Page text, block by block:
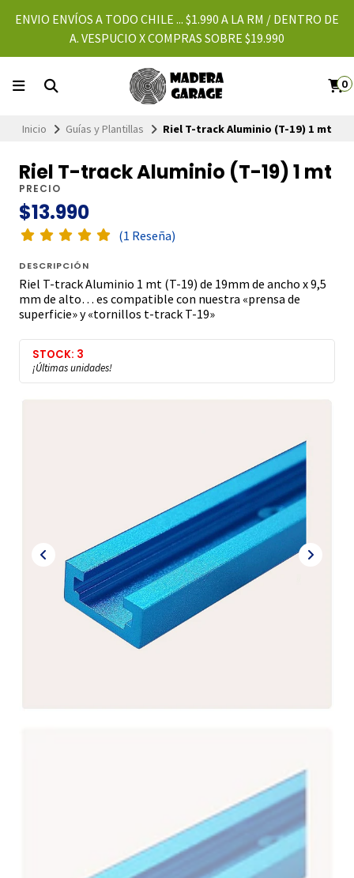
ENVIO ENVÍOS A TODO CHILE ... $1.990 A LA RM / DENTRO DE
A. VESPUCIO X COMPRAS SOBRE $19.990
0
Inicio Guías y Plantillas Riel T-track Aluminio (T-19) 1 mt
Riel T-track Aluminio (T-19) 1 mt
PRECIO
$13.990
(1 Reseña)
DESCRIPCIÓN
Riel T-track Aluminio 1 mt (T-19) de 19mm de ancho x 9,5
mm de alto… es compatible con nuestra «prensa de
superficie» y «tornillos t-track T-19»
STOCK: 3
¡Últimas unidades!